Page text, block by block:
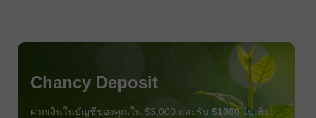
Chancy Deposit
ฝากเงินในบัญชีของคุณใน $3,000 และรับ $1000ไปเพิ่ม!